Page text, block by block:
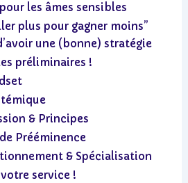
les âmes sensibles
plus pour gagner moins”
une (bonne) stratégie
préliminaires !
& Principes
Prééminence
& Spécialisation
service !